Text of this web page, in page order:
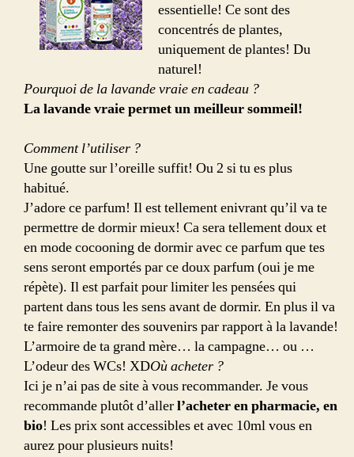
essentielle! Ce sont des
concentrés de plantes,
uniquement de plantes! Du
naturel!
Pourquoi de la lavande vraie en cadeau ?
La lavande vraie permet un meilleur sommeil!
Comment l’utiliser ?
Une goutte sur l’oreille suffit! Ou 2 si tu es plus
habitué.
J’adore ce parfum! Il est tellement enivrant qu’il va te
permettre de dormir mieux! Ca sera tellement doux et
en mode cocooning de dormir avec ce parfum que tes
sens seront emportés par ce doux parfum (oui je me
répète). Il est parfait pour limiter les pensées qui
partent dans tous les sens avant de dormir. En plus il va
te faire remonter des souvenirs par rapport à la lavande!
L’armoire de ta grand mère… la campagne… ou …
L’odeur des WCs! XDOù acheter ?
Ici je n’ai pas de site à vous recommander. Je vous
recommande plutôt d’allerl’acheter en pharmacie, en
bio! Les prix sont accessibles et avec 10ml vous en
aurez pour plusieurs nuits!